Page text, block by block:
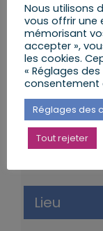
Lieu
Nous utilisons
vous offrir une
mémorisant
accepter »,
les cookies.
« Réglages
consentement
Réglages des
Tout rejeter